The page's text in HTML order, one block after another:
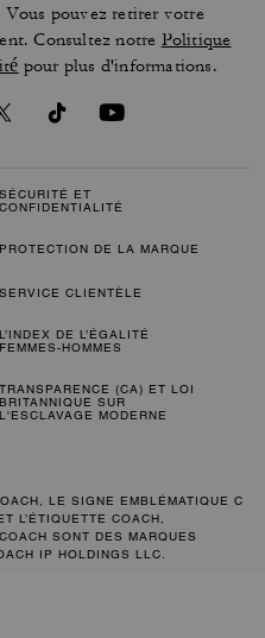
Vous pouvez retirer votre
Consultez notre Politique
pour plus d'informations.
SÉCURITÉ ET
CONFIDENTIALITÉ
PROTECTION DE LA MARQUE
SERVICE CLIENTÈLE
L’INDEX DE L’ÉGALITÉ
FEMMES-HOMMES
TRANSPARENCE (CA) ET LOI
BRITANNIQUE SUR
L'ESCLAVAGE MODERNE
LE SIGNE EMBLÉMATIQUE C
L’ÉTIQUETTE COACH,
SONT DES MARQUES
IP HOLDINGS LLC.